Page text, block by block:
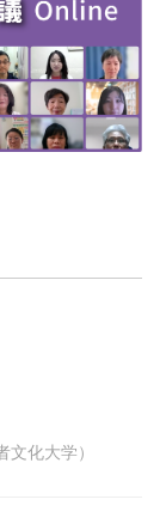
化大学）